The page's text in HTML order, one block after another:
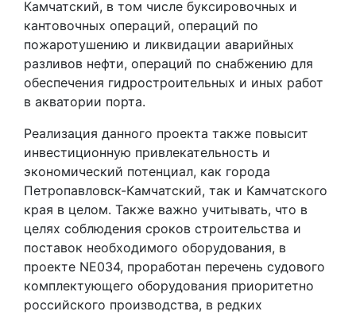
Камчатский, в том числе буксировочных и
кантовочных операций, операций по
пожаротушению и ликвидации аварийных
разливов нефти, операций по снабжению для
обеспечения гидростроительных и иных работ
в акватории порта.
Реализация данного проекта также повысит
инвестиционную привлекательность и
экономический потенциал, как города
Петропавловск-Камчатский, так и Камчатского
края в целом. Также важно учитывать, что в
целях соблюдения сроков строительства и
поставок необходимого оборудования, в
проекте NE034, проработан перечень судового
комплектующего оборудования приоритетно
российского производства, в редких